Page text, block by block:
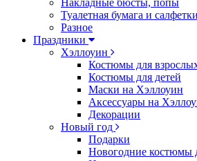
Накладные бюсты, попы
Туалетная бумага и салфетки
Разное
Праздники
Хэллоуин
Костюмы для
Костюмы для детей
Маски на Хэллоуин
Аксессуары на
Декорации
Новый год
Подарки
Новогодние костюмы